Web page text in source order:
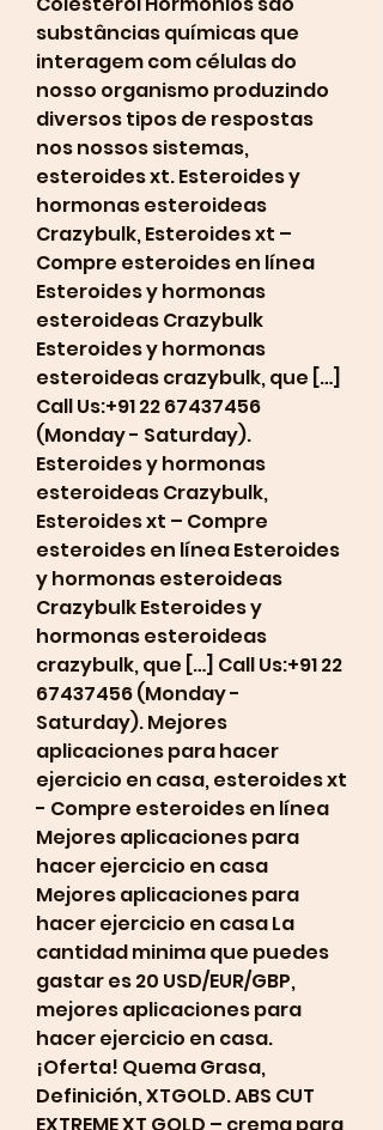
substâncias químicas que
interagem com células do
nosso organismo produzindo
diversos tipos de respostas
nos nossos sistemas,
esteroides xt. Esteroides y
hormonas esteroideas
Crazybulk, Esteroides xt –
Compre esteroides en línea
Esteroides y hormonas
esteroideas Crazybulk
Esteroides y hormonas
esteroideas crazybulk, que […]
Call Us:+91 22 67437456
(Monday - Saturday).
Esteroides y hormonas
esteroideas Crazybulk,
Esteroides xt – Compre
esteroides en línea Esteroides
y hormonas esteroideas
Crazybulk Esteroides y
hormonas esteroideas
crazybulk, que […] Call Us:+91 22
67437456 (Monday -
Saturday). Mejores
aplicaciones para hacer
ejercicio en casa, esteroides xt
- Compre esteroides en línea
Mejores aplicaciones para
hacer ejercicio en casa
Mejores aplicaciones para
hacer ejercicio en casa La
cantidad minima que puedes
gastar es 20 USD/EUR/GBP,
mejores aplicaciones para
hacer ejercicio en casa.
¡Oferta! Quema Grasa,
Definición, XTGOLD. ABS CUT
EXTREME XT GOLD – crema para